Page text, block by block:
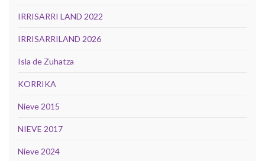
IRRISARRI LAND 2022
IRRISARRILAND 2026
Isla de Zuhatza
KORRIKA
Nieve 2015
NIEVE 2017
Nieve 2024